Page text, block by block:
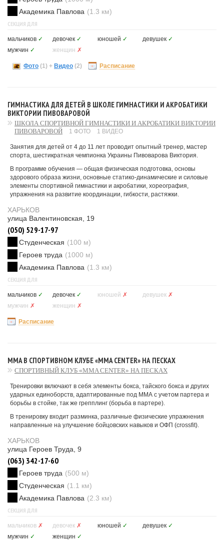
Академика Павлова (1.3 км)
СЕКЦИЯ ДЛЯ
мальчиков ✓ девочек ✓ юношей ✓ девушек ✓
мужчин ✓ женщин ✗
Фото (1) + Видео (2) Расписание
ГИМНАСТИКА ДЛЯ ДЕТЕЙ В ШКОЛЕ ГИМНАСТИКИ И АКРОБАТИКИ
ВИКТОРИИ ПИВОВАРОВОЙ
ШКОЛА СПОРТИВНОЙ ГИМНАСТИКИ И АКРОБАТИКИ ВИКТОРИИ
ПИВОВАРОВОЙ
1 ФОТО 1 ВИДЕО
Занятия для детей от 4 до 11 лет проводит опытный тренер, мастер
спорта, шестикратная чемпионка Украины Пивоварова Виктория.
В программе обучения — общая физическая подготовка, основы
здорового образа жизни, основные статико-динамические и силовые
элементы спортивной гимнастики и акробатики, хореография,
упражнения на развитие координации, гибкости, растяжки.
ХАРЬКОВ
улица Валентиновская, 19
(050) 529-17-97
Студенческая (100 м)
Героев труда (1000 м)
Академика Павлова (1.3 км)
СЕКЦИЯ ДЛЯ
мальчиков ✓ девочек ✓ юношей ✗ девушек ✗
мужчин ✗ женщин ✗
Расписание
MMA В СПОРТИВНОМ КЛУБЕ «MMA CENTER» НА ПЕСКАХ
СПОРТИВНЫЙ КЛУБ «MMA CENTER» НА ПЕСКАХ
Тренировки включают в себя элементы бокса, тайского бокса и других
ударных единоборств, адаптированные под ММА с учетом партера и
борьбы в стойке, так же грепплинг (борьба в партере).
В тренировку входит разминка, различные физические упражнения
направленные на улучшение бойцовских навыков и ОФП (crossfit).
ХАРЬКОВ
улица Героев Труда, 9
(063) 342-17-60
Героев труда (500 м)
Студенческая (1.1 км)
Академика Павлова (2.3 км)
СЕКЦИЯ ДЛЯ
мальчиков ✗ девочек ✗ юношей ✓ девушек ✓
мужчин ✓ женщин ✓